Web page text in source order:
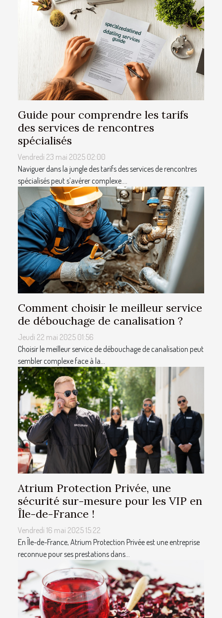
Guide pour comprendre les tarifs
des services de rencontres
spécialisés
Vendredi 23 mai 2025 02:00
Naviguer dans la jungle des tarifs des services de rencontres
spécialisés peut s’avérer complexe....
Comment choisir le meilleur service
de débouchage de canalisation ?
Jeudi 22 mai 2025 01:56
Choisir le meilleur service de débouchage de canalisation peut
sembler complexe face à la...
Atrium Protection Privée, une
sécurité sur-mesure pour les VIP en
Île-de-France !
Vendredi 16 mai 2025 15:22
En Île-de-France, Atrium Protection Privée est une entreprise
reconnue pour ses prestations dans...